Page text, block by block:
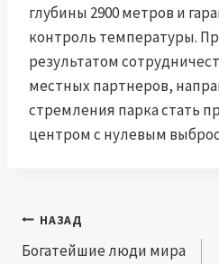
глубины 2900 метров и
контроль температуры.
результатом
местных партнеров,
стремления парка стать
центром с нулевым
Навигация
по
НАЗАД
Богатейшие люди мира